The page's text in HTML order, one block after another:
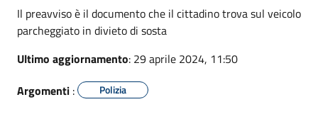
Il preavviso è il documento che il cittadino trova sul veicolo
parcheggiato in divieto di sosta
Ultimo aggiornamento: 29 aprile 2024, 11:50
Argomenti : Polizia